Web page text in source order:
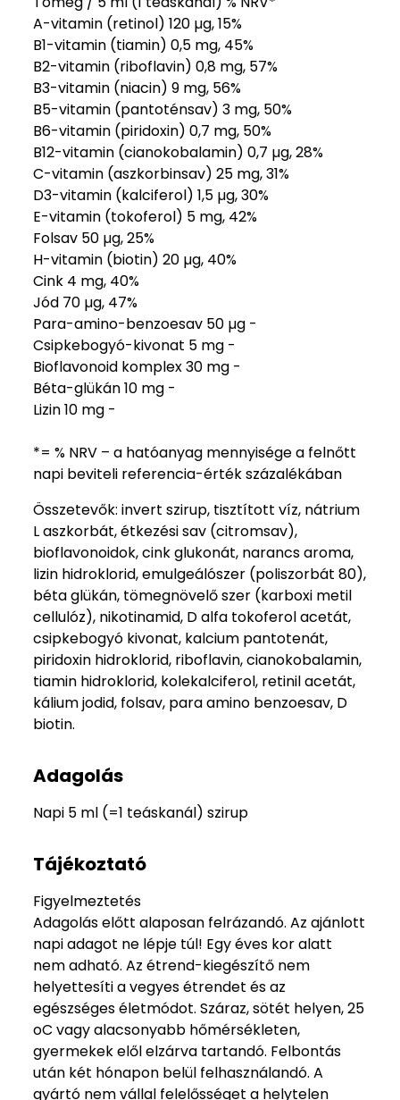
A-vitamin (retinol) 120 µg, 15%
B1-vitamin (tiamin) 0,5 mg, 45%
B2-vitamin (riboflavin) 0,8 mg, 57%
B3-vitamin (niacin) 9 mg, 56%
B5-vitamin (pantoténsav) 3 mg, 50%
B6-vitamin (piridoxin) 0,7 mg, 50%
B12-vitamin (cianokobalamin) 0,7 µg, 28%
C-vitamin (aszkorbinsav) 25 mg, 31%
D3-vitamin (kalciferol) 1,5 µg, 30%
E-vitamin (tokoferol) 5 mg, 42%
Folsav 50 µg, 25%
H-vitamin (biotin) 20 µg, 40%
Cink 4 mg, 40%
Jód 70 µg, 47%
Para-amino-benzoesav 50 µg -
Csipkebogyó-kivonat 5 mg -
Bioflavonoid komplex 30 mg -
Béta-glükán 10 mg -
Lizin 10 mg -
*= % NRV – a hatóanyag mennyisége a felnőtt
napi beviteli referencia-érték százalékában
Összetevők: invert szirup, tisztított víz, nátrium
L aszkorbát, étkezési sav (citromsav),
bioflavonoidok, cink glukonát, narancs aroma,
lizin hidroklorid, emulgeálószer (poliszorbát 80),
béta glükán, tömegnövelő szer (karboxi metil
cellulóz), nikotinamid, D alfa tokoferol acetát,
csipkebogyó kivonat, kalcium pantotenát,
piridoxin hidroklorid, riboflavin, cianokobalamin,
tiamin hidroklorid, kolekalciferol, retinil acetát,
kálium jodid, folsav, para amino benzoesav, D
biotin.
Adagolás
Napi 5 ml (=1 teáskanál) szirup
Tájékoztató
Figyelmeztetés
Adagolás előtt alaposan felrázandó. Az ajánlott
napi adagot ne lépje túl! Egy éves kor alatt
nem adható. Az étrend-kiegészítő nem
helyettesíti a vegyes étrendet és az
egészséges életmódot. Száraz, sötét helyen, 25
oC vagy alacsonyabb hőmérsékleten,
gyermekek elől elzárva tartandó. Felbontás
után két hónapon belül felhasználandó. A
gyártó nem vállal felelősséget a helytelen